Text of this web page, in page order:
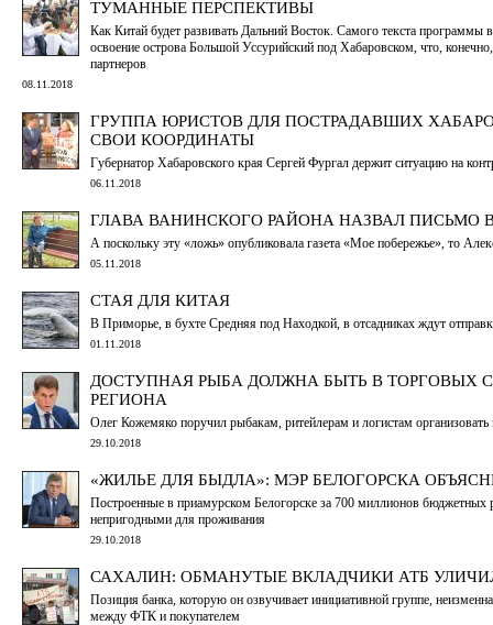
ТУМАННЫЕ ПЕРСПЕКТИВЫ
Как Китай будет развивать Дальний Восток. Самого текста программы
освоение острова Большой Уссурийский под Хабаровском, что,
партнеров
08.11.2018
ГРУППА ЮРИСТОВ ДЛЯ ПОСТРАДАВШИХ
СВОИ КООРДИНАТЫ
Губернатор Хабаровского края Сергей Фургал держит ситуацию на
06.11.2018
ГЛАВА ВАНИНСКОГО РАЙОНА НАЗВАЛ ПИСЬМО
А поскольку эту «ложь» опубликовала газета «Мое побережье», то
05.11.2018
СТАЯ ДЛЯ КИТАЯ
В Приморье, в бухте Средняя под Находкой, в отсадниках ждут
01.11.2018
ДОСТУПНАЯ РЫБА ДОЛЖНА БЫТЬ В ТОРГОВЫХ
РЕГИОНА
Олег Кожемяко поручил рыбакам, ритейлерам и логистам
29.10.2018
«ЖИЛЬЕ ДЛЯ БЫДЛА»: МЭР БЕЛОГОРСКА
Построенные в приамурском Белогорске за 700 миллионов бюджетных
непригодными для проживания
29.10.2018
САХАЛИН: ОБМАНУТЫЕ ВКЛАДЧИКИ АТБ
Позиция банка, которую он озвучивает инициативной группе,
между ФТК и покупателем